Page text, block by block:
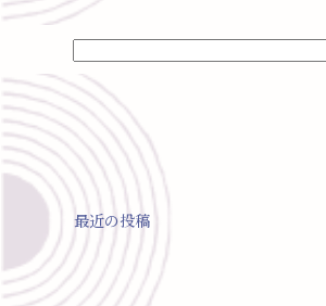
最近の投稿